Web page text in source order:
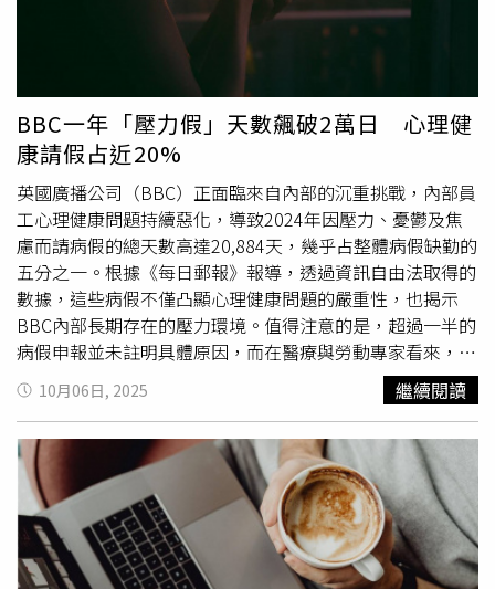
婆同行，強調：「她就是當我堅強的後盾，陪伴就是最好
BBC一年「壓力假」天數飆破2萬日 心理健
康請假占近20%
英國廣播公司（BBC）正面臨來自內部的沉重挑戰，內部員
工心理健康問題持續惡化，導致2024年因壓力、憂鬱及焦
慮而請病假的總天數高達20,884天，幾乎占整體病假缺勤的
五分之一。根據《每日郵報》報導，透過資訊自由法取得的
數據，這些病假不僅凸顯心理健康問題的嚴重性，也揭示
BBC內部長期存在的壓力環境。值得注意的是，超過一半的
病假申報並未註明具體原因，而在醫療與勞動專家看來，這
些未說明的案例很可能同樣與心理狀況有關。同樣的調查顯
示，BBC員工因身體疾病缺勤的總天數超過36,000天。換算
下來，每名員工平均一年請病假6.7天，雖低於英國全國平
均的9.4天，但這份統計未涵蓋BBC旗下的商業部門，而該
部門不依賴公眾執照費資助。這組數據的公布正值全英國病
假率飆升之際。自新冠疫情以來，失業家庭中因疾病或殘疾
而無法工作的比例持續上升，截至2024年底已達39.2%，創
下2006年以來最高紀錄。根據英國國家統計局（Office for
10月06日, 2025 繼續閱讀